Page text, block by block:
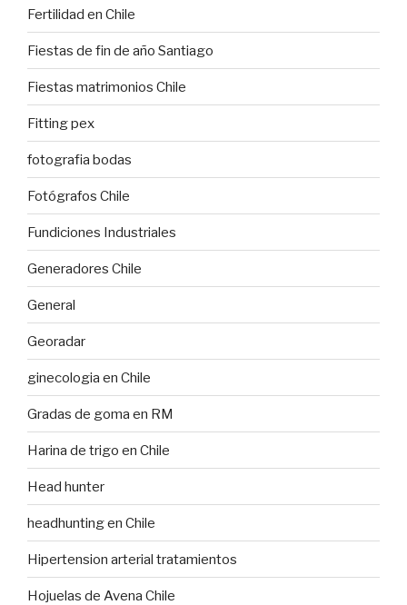
Fertilidad en Chile
Fiestas de fin de año Santiago
Fiestas matrimonios Chile
Fitting pex
fotografia bodas
Fotógrafos Chile
Fundiciones Industriales
Generadores Chile
General
Georadar
ginecologia en Chile
Gradas de goma en RM
Harina de trigo en Chile
Head hunter
headhunting en Chile
Hipertension arterial tratamientos
Hojuelas de Avena Chile